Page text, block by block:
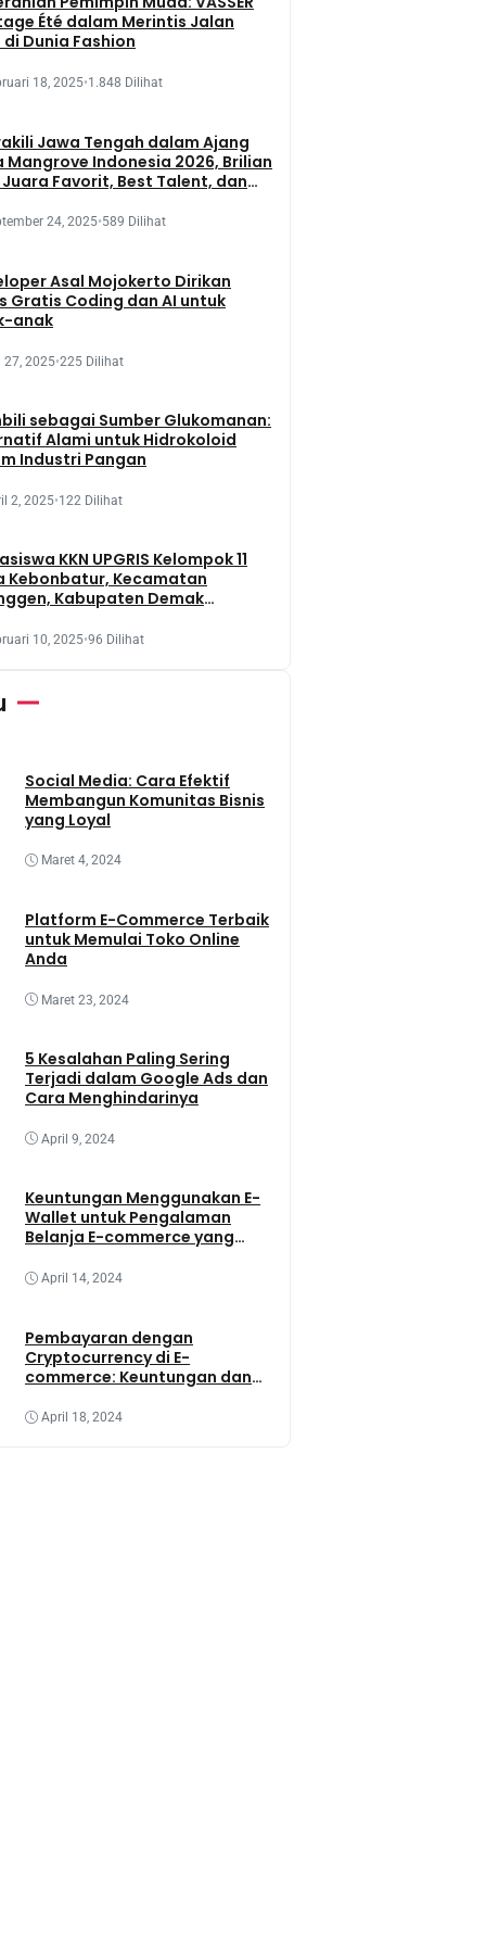
Été dalam Merintis Jalan
di Dunia Fashion
18, 2025•1.848 Dilihat
Jawa Tengah dalam Ajang
Mangrove Indonesia 2026, Brilian
Juara Favorit, Best Talent, dan
24, 2025•589 Dilihat
Asal Mojokerto Dirikan
Gratis Coding dan AI untuk
anak
27, 2025•225 Dilihat
sebagai Sumber Glukomanan:
Alami untuk Hidrokoloid
Industri Pangan
2, 2025•122 Dilihat
KKN UPGRIS Kelompok 11
Kebonbatur, Kecamatan
Kabupaten Demak
Dengan Memanfaatkan Lahan
10, 2025•96 Dilihat
Social Media: Cara Efektif
Membangun Komunitas Bisnis
yang Loyal
Maret 4, 2024
Platform E-Commerce Terbaik
untuk Memulai Toko Online
Anda
Maret 23, 2024
5 Kesalahan Paling Sering
Terjadi dalam Google Ads dan
Cara Menghindarinya
April 9, 2024
Keuntungan Menggunakan E-
Wallet untuk Pengalaman
Belanja E-commerce yang
April 14, 2024
Pembayaran dengan
Cryptocurrency di E-
commerce: Keuntungan dan
April 18, 2024